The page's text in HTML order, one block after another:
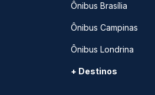
Ônibus Brasília
Ônibus Campinas
Ônibus Londrina
+ Destinos